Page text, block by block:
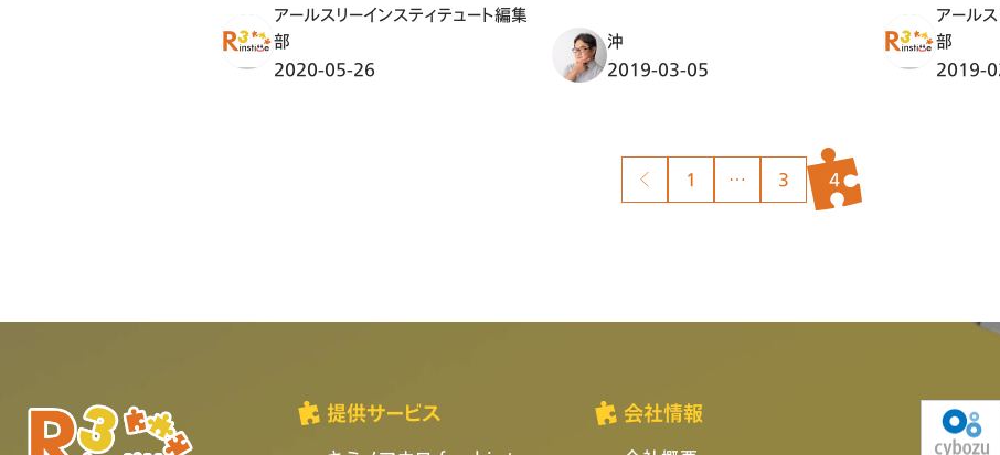
アールスリーインスティテュート編集
部
2020-05-26
沖
2019-03-05
アール
部
2019-
投
送
1 … 3 4
提供サービス 会社情報